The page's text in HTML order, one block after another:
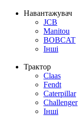
Навантажувач
JCB
Manitou
BOBCAT
Інші
Трактор
Claas
Fendt
Caterpillar
Challenger
Інші